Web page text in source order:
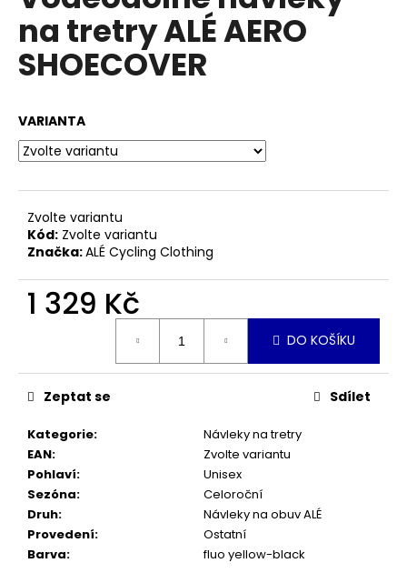
5
hvězdiček.
na tretry ALÉ AERO
SHOECOVER
VARIANTA
Zvolte variantu
Kód: Zvolte variantu
Značka:ALÉ Cycling Clothing
1 329 Kč
DO KOŠÍKU
Kategorie:
Návleky na tretry
EAN:
Zvolte variantu
Pohlaví:
Unisex
Sezóna:
Celoroční
Druh:
Návleky na obuv ALÉ
Provedení:
Ostatní
Barva: fluo yellow-black
Zeptat se Sdílet
a
j
í
?
D
r
u
u
e
m
e
CYKLISTICKÁ